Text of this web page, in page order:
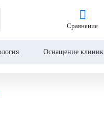
Сравнение
Оснащение клиник